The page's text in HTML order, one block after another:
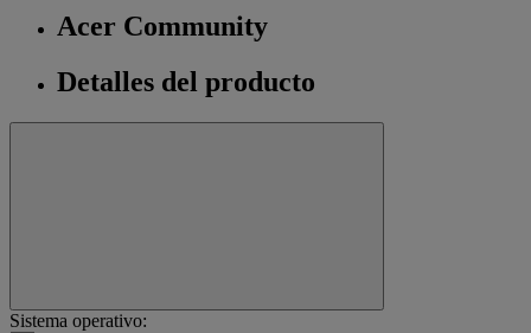
Acer Community
Detalles del producto
Sistema operativo: